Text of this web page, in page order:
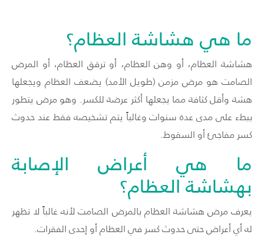
ما هي هشاشة العظام؟
هشاشة العظام، أو وهن العظام، أو ترقق العظام، أو المرض
الصامت هو مرض مزمن (طويل الأمد) يضعف العظام ويجعلها
هشة وأقل كثافة مما يجعلها أكثر عرضة للكسر. وهو مرض يتطور
ببطء على مدى عدة سنوات وغالباً يتم تشخيصه فقط عند حدوث
كسر مفاجئ أو السقوط.
ما هي أعراض الإصابة
بهشاشة العظام؟
يعرف مرض هشاشة العظام بالمرض الصامت لأنه غالباً لا تظهر
له أي أعراض حتى حدوث كسر في العظام أو إحدى الفقرات.